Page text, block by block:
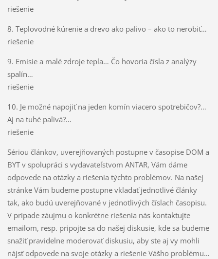
riešenie
8. Teplovodné kúrenie a drevo ako palivo – ako to nerobiť…
riešenie
9. Emisie a malé zdroje tepla… Čo hovoria čísla z analýzy
spalín…
riešenie
10. Je možné napojiť na jeden komín viacero spotrebičov?…
Aj na tuhé palivá?…
riešenie
Sériou článkov, uverejňovaných postupne v časopise DOM a
BYT v spolupráci s vydavateľstvom ANTAR, Vám dáme
odpovede na otázky a riešenia týchto problémov. Na našej
stránke Vám budeme postupne vkladať jednotlivé články
tak, ako budú uverejňované v jednotlivých číslach časopisu.
V prípade záujmu o konkrétne riešenia nás kontaktujte
emailom, resp. pripojte sa do našej diskusie, kde sa budeme
snažiť pravidelne moderovať diskusiu, aby ste aj vy mohli
nájsť odpovede na svoje otázky a riešenie Vášho problému…